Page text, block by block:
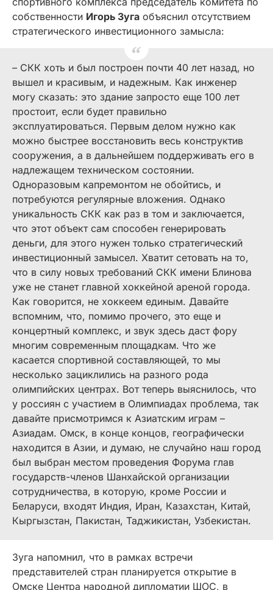
собственности Игорь Зуга объяснил отсутствием
стратегического инвестиционного замысла:
– СКК хоть и был построен почти 40 лет назад, но
вышел и красивым, и надежным. Как инженер
могу сказать: это здание запросто еще 100 лет
простоит, если будет правильно
эксплуатироваться. Первым делом нужно как
можно быстрее восстановить весь конструктив
сооружения, а в дальнейшем поддерживать его в
надлежащем техническом состоянии.
Одноразовым капремонтом не обойтись, и
потребуются регулярные вложения. Однако
уникальность СКК как раз в том и заключается,
что этот объект сам способен генерировать
деньги, для этого нужен только стратегический
инвестиционный замысел. Хватит сетовать на то,
что в силу новых требований СКК имени Блинова
уже не станет главной хоккейной ареной города.
Как говорится, не хоккеем единым. Давайте
вспомним, что, помимо прочего, это еще и
концертный комплекс, и звук здесь даст фору
многим современным площадкам. Что же
касается спортивной составляющей, то мы
несколько зациклились на разного рода
олимпийских центрах. Вот теперь выяснилось, что
у россиян с участием в Олимпиадах проблема, так
давайте присмотримся к Азиатским играм –
Азиадам. Омск, в конце концов, географически
находится в Азии, и думаю, не случайно наш город
был выбран местом проведения Форума глав
государств-членов Шанхайской организации
сотрудничества, в которую, кроме России и
Беларуси, входят Индия, Иран, Казахстан, Китай,
Кыргызстан, Пакистан, Таджикистан, Узбекистан.
Зуга напомнил, что в рамках встречи
представителей стран планируется открытие в
Омске Центра народной дипломатии ШОС, в